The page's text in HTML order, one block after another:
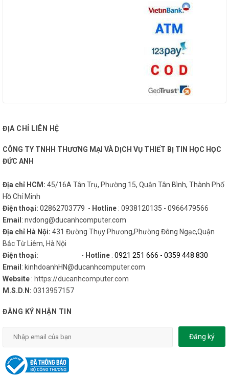
ĐỊA CHỈ LIÊN HỆ
CÔNG TY TNHH THƯƠNG MẠI VÀ DỊCH VỤ THIẾT BỊ TIN HỌC HỌC
ĐỨC ANH
Địa chỉ HCM: 45/16A Tân Trụ, Phường 15, Quận Tân Bình, Thành Phố
Hồ Chí Minh
Điện thoại: 02862703779 - Hotline : 0938120135 - 0966479566
Email : nvdong@ducanhcomputer.com
Địa chỉ Hà Nội: 431 Đường Thụy Phương,Phường Đông Ngạc,Quận
Bắc Từ Liêm, Hà Nội
Điện thoại: - Hotline : 0921 251 666 - 0359 448 830
Email : kinhdoanhHN@ducanhcomputer.com
Website : https://ducanhcomputer.com
M.S.D.N: 0313957157
ĐĂNG KÝ NHẬN TIN
Đăng ký